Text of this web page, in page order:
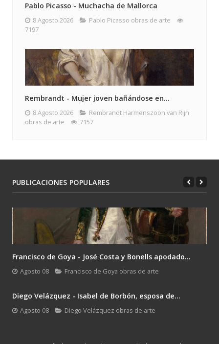
Pablo Picasso - Muchacha de Mallorca
8 Agosto 2026
Pablo Picasso obras de arte
7197
Rembrandt - Mujer joven bañándose en...
8 Agosto 2026
Rembrandt Harmenszoon van Rijn
obras de arte
7157
PUBLICACIONES POPULARES
Francisco de Goya - José Costa y Bonells apodado...
Agosto 08 Francisco de Goya obras de arte
Diego Velázquez - Isabel de Borbón, esposa de...
Agosto 08 Diego Velázquez obras de arte